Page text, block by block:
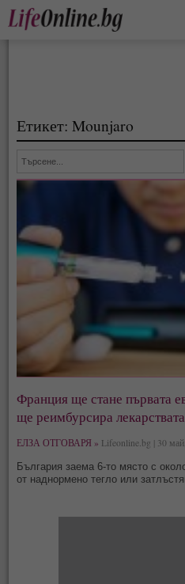
Етикет: Mounjaro
Франция ще стане първата
ще реимбурсира
ЕЛЗА ОТГОВАРЯ » Lifeonline.bg | 30
България заема 6-то място с
от наднормено тегло или